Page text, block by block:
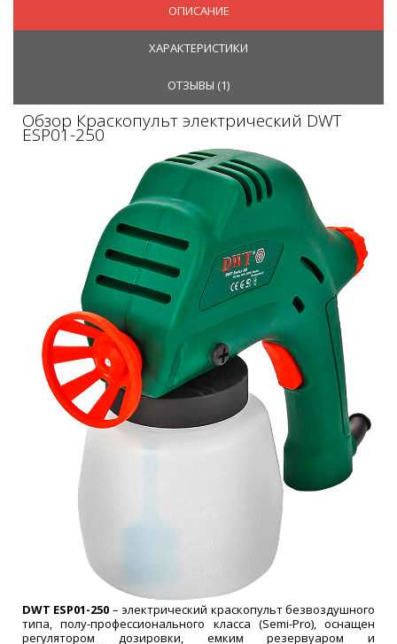
ОПИСАНИЕ
ХАРАКТЕРИСТИКИ
ОТЗЫВЫ (1)
Обзор Краскопульт электрический DWT
ESP01-250
DWT ESP01-250 – электрический краскопульт безвоздушного
типа, полу-профессионального класса (Semi-Pro), оснащен
регулятором дозировки, емким резервуаром и